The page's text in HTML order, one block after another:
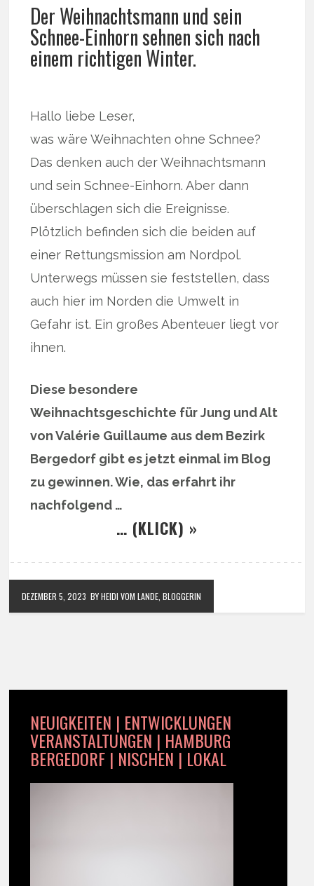
Der Weihnachtsmann und sein
Schnee-Einhorn sehnen sich nach
einem richtigen Winter.
Hallo liebe Leser,
was wäre Weihnachten ohne Schnee?
Das denken auch der Weihnachtsmann
und sein Schnee-Einhorn. Aber dann
überschlagen sich die Ereignisse.
Plötzlich befinden sich die beiden auf
einer Rettungsmission am Nordpol.
Unterwegs müssen sie feststellen, dass
auch hier im Norden die Umwelt in
Gefahr ist. Ein großes Abenteuer liegt vor
ihnen.
Diese besondere
Weihnachtsgeschichte für Jung und Alt
von Valérie Guillaume aus dem Bezirk
Bergedorf gibt es jetzt einmal im Blog
zu gewinnen. Wie, das erfahrt ihr
nachfolgend …
… (KLICK) »
DEZEMBER 5, 2023 BY HEIDI VOM LANDE, BLOGGERIN
NEUIGKEITEN | ENTWICKLUNGEN
VERANSTALTUNGEN | HAMBURG
BERGEDORF | NISCHEN | LOKAL